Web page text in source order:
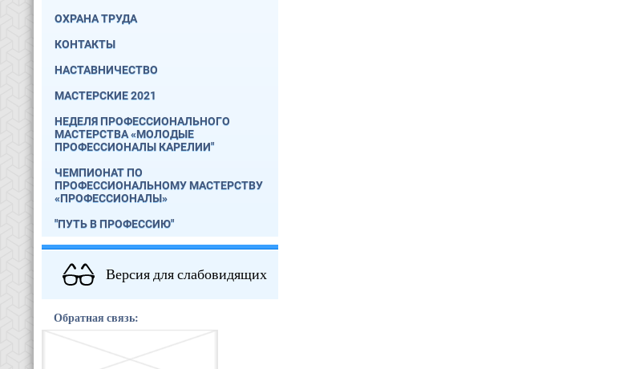
ОХРАНА ТРУДА
КОНТАКТЫ
НАСТАВНИЧЕСТВО
МАСТЕРСКИЕ 2021
НЕДЕЛЯ ПРОФЕССИОНАЛЬНОГО
МАСТЕРСТВА «МОЛОДЫЕ
ПРОФЕССИОНАЛЫ КАРЕЛИИ"
ЧЕМПИОНАТ ПО
ПРОФЕССИОНАЛЬНОМУ МАСТЕРСТВУ
«ПРОФЕССИОНАЛЫ»
"ПУТЬ В ПРОФЕССИЮ"
Версия для слабовидящих
Обратная связь: